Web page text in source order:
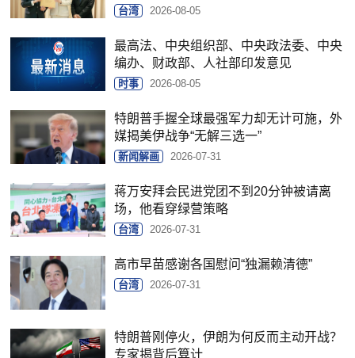
台湾 2026-08-05
最高法、中央组织部、中央政法委、中央
编办、财政部、人社部印发意见
时事 2026-08-05
特朗普手握全球最强军力却无计可施，外
媒揭美伊战争“无解三选一”
新闻解画 2026-07-31
蒋万安拜会民进党团不到20分钟被请离
场，他看穿绿营策略
台湾 2026-07-31
高市早苗感谢各国慰问“独漏赖清德”
台湾 2026-07-31
特朗普刚停火，伊朗为何反而主动开战？
专家揭背后算计